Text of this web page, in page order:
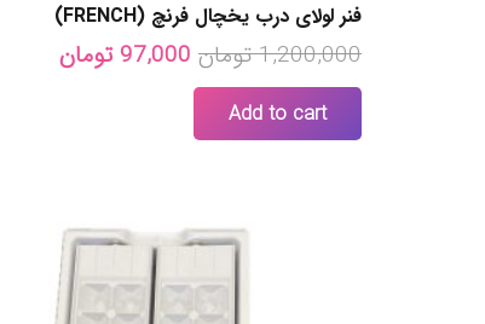
فنر لولای درب یخچال فرنچ (FRENCH)
1,200,000 تومان Original
97,000 تومانCurrent
Add to cart